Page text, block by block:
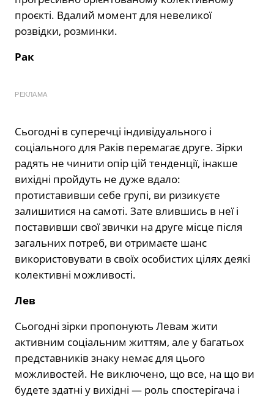
проєкті. Вдалий момент для невеликої
розвідки, розминки.
Рак
РЕКЛАМА
Сьогодні в суперечці індивідуального і
соціального для Раків перемагає друге. Зірки
радять не чинити опір цій тенденції, інакше
вихідні пройдуть не дуже вдало:
протиставивши себе групі, ви ризикуєте
залишитися на самоті. Зате влившись в неї і
поставивши свої звички на друге місце після
загальних потреб, ви отримаєте шанс
використовувати в своїх особистих цілях деякі
колективні можливості.
Лев
Сьогодні зірки пропонують Левам жити
активним соціальним життям, але у багатьох
представників знаку немає для цього
можливостей. Не виключено, що все, на що ви
будете здатні у вихідні — роль спостерігача і